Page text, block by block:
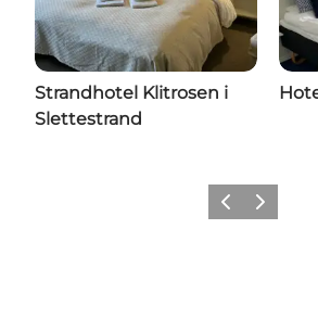
Strandhotel Klitrosen i
Slettestrand
ForrigeNæste